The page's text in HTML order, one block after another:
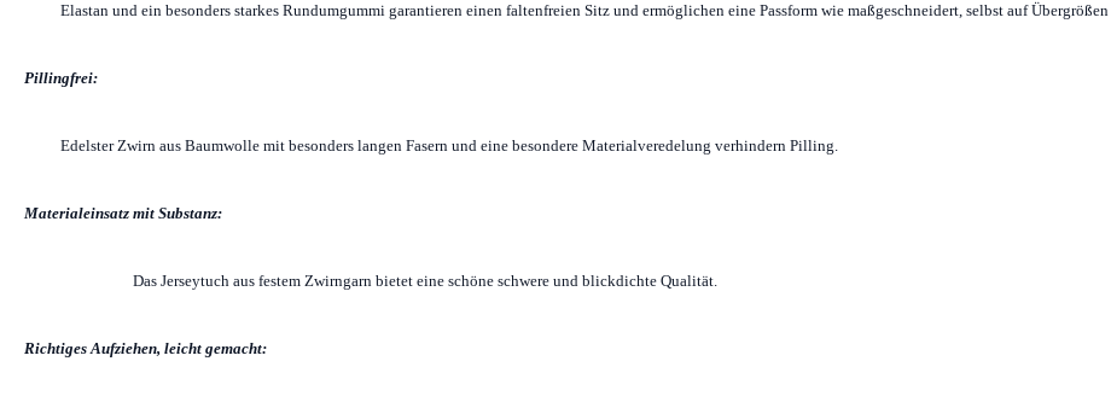
Elastan und ein besonders starkes Rundumgummi garantieren einen faltenfreien Sitz und ermöglichen eine Passform wie maßgeschneidert, selbst auf Übergrößen
Pillingfrei:
Edelster Zwirn aus Baumwolle mit besonders langen Fasern und eine besondere Materialveredelung verhindern Pilling.
Materialeinsatz mit Substanz:
Das Jerseytuch aus festem Zwirngarn bietet eine schöne schwere und blickdichte Qualität.
Richtiges Aufziehen, leicht gemacht: